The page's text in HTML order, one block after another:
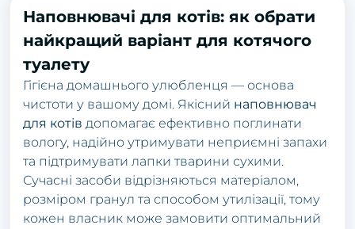
Наповнювачі для котів: як обрати
найкращий варіант для котячого
туалету
Гігієна домашнього улюбленця — основа
чистоти у вашому домі. Якісний наповнювач
для котів допомагає ефективно поглинати
вологу, надійно утримувати неприємні запахи
та підтримувати лапки тварини сухими.
Сучасні засоби відрізняються матеріалом,
розміром гранул та способом утилізації, тому
кожен власник може замовити оптимальний